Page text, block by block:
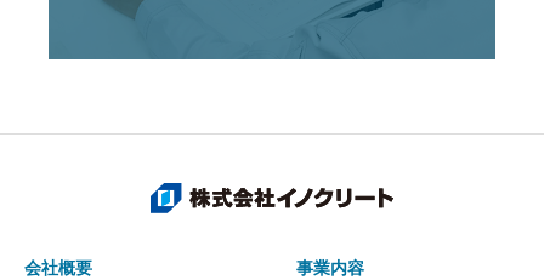
部屋の冷却を開始してはじめて様々
な問題が
会社概要 事業内容